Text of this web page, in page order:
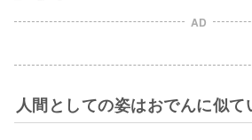
AD
人間としての姿はおでんに似て